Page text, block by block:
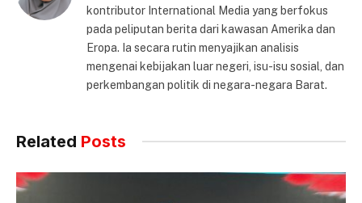
kontributor International Media yang berfokus
pada peliputan berita dari kawasan Amerika dan
Eropa. Ia secara rutin menyajikan analisis
mengenai kebijakan luar negeri, isu-isu sosial, dan
perkembangan politik di negara-negara Barat.
Related Posts